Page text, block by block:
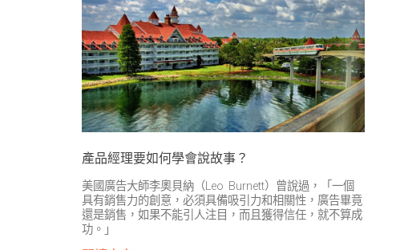
產品經理要如何學會說故事？
美國廣告大師李奧貝納（Leo Burnett）曾說過，「一個
具有銷售力的創意，必須具備吸引力和相關性，廣告畢竟
還是銷售，如果不能引人注目，而且獲得信任，就不算成
功。」